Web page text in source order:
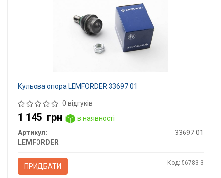
Кульова опора LEMFORDER 33697 01
0 відгуків
1 145 грн
в наявності
Артикул:
33697 01
LEMFORDER
ПРИДБАТИ Код: 56783-3